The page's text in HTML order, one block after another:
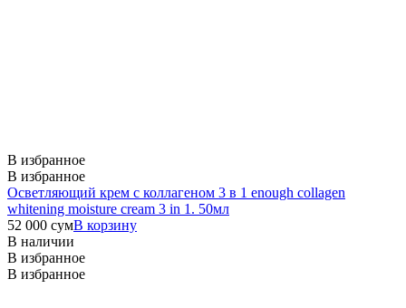
В избранное
В избранное
Осветляющий крем с коллагеном 3 в 1 enough collagen
whitening moisture cream 3 in 1. 50мл
52 000 сумВ корзину
В наличии
В избранное
В избранное